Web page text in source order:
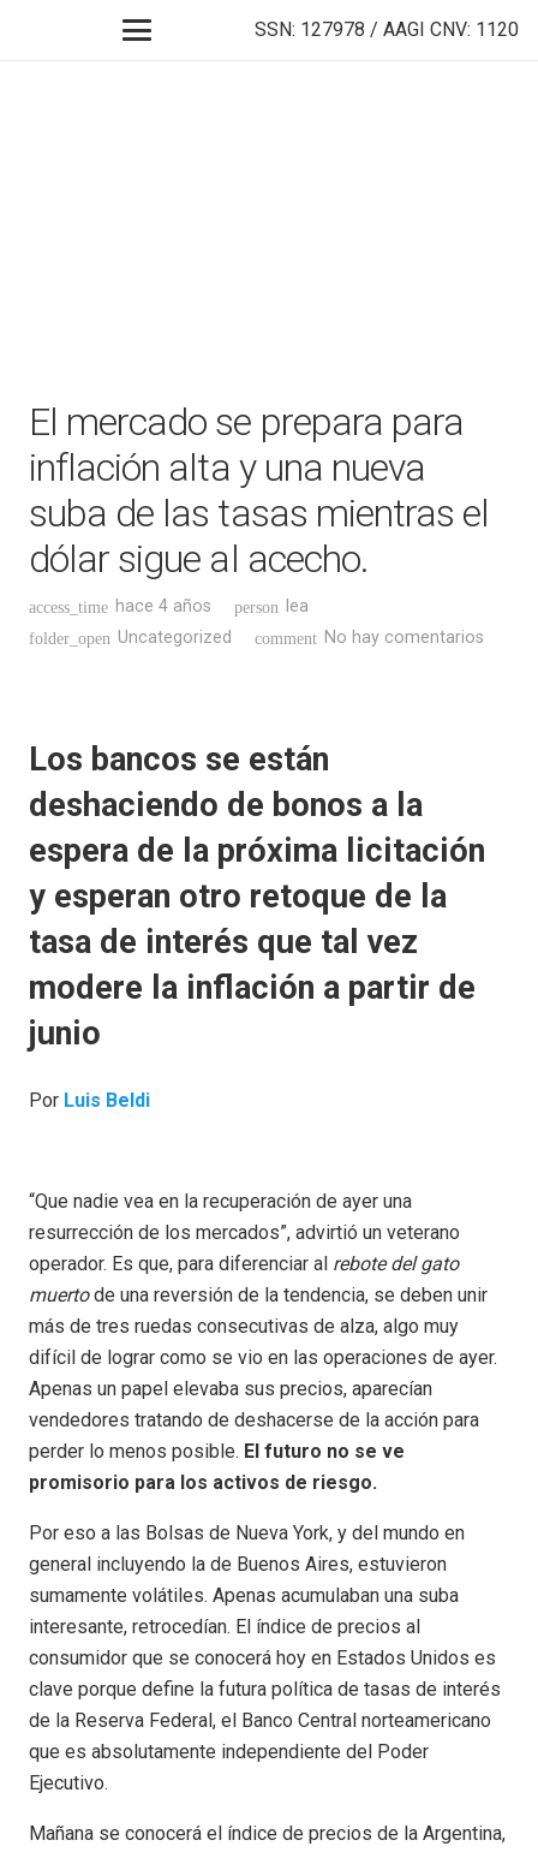
SSN: 127978 / AAGI CNV: 1120
El mercado se prepara para
inflación alta y una nueva
suba de las tasas mientras el
dólar sigue al acecho.
access_time hace 4 años person lea
folder_open Uncategorized comment No hay comentarios
Los bancos se están
deshaciendo de bonos a la
espera de la próxima licitación
y esperan otro retoque de la
tasa de interés que tal vez
modere la inflación a partir de
junio
Por Luis Beldi
“Que nadie vea en la recuperación de ayer una
resurrección de los mercados”, advirtió un veterano
operador. Es que, para diferenciar al rebote del gato
muertode una reversión de la tendencia, se deben unir
más de tres ruedas consecutivas de alza, algo muy
difícil de lograr como se vio en las operaciones de ayer.
Apenas un papel elevaba sus precios, aparecían
vendedores tratando de deshacerse de la acción para
perder lo menos posible. El futuro no se ve
promisorio para los activos de riesgo.
Por eso a las Bolsas de Nueva York, y del mundo en
general incluyendo la de Buenos Aires, estuvieron
sumamente volátiles. Apenas acumulaban una suba
interesante, retrocedían. El índice de precios al
consumidor que se conocerá hoy en Estados Unidos es
clave porque define la futura política de tasas de interés
de la Reserva Federal, el Banco Central norteamericano
que es absolutamente independiente del Poder
Ejecutivo.
Mañana se conocerá el índice de precios de la Argentina,